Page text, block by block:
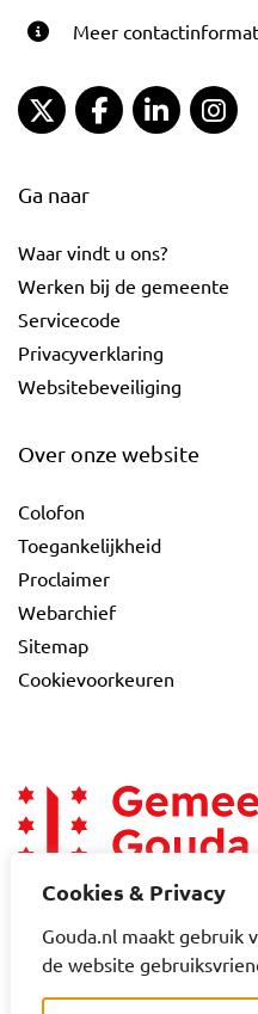
Cookies & Privacy
Gouda.nl maakt gebruik
de website
Meer
Gemeente Gouda
Gemeente
Ga naar
Waar vindt u ons?
Werken bij de gemeente
Servicecode
Privacyverklaring
Websitebeveiliging
Over onze website
Colofon
Toegankelijkheid
Proclaimer
Webarchief
Sitemap
Cookievoorkeuren